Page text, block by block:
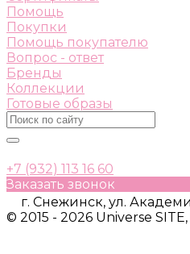
Помощь
Покупки
Помощь покупателю
Вопрос - ответ
Бренды
Коллекции
Готовые образы
+7 (932) 113 16 60
Заказать звонок
г. Снежинск, ул.
© 2015 - 2026 Universe